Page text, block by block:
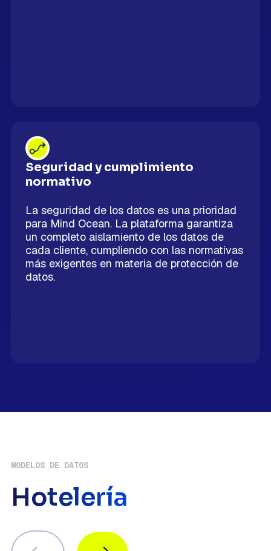
Seguridad y cumplimiento
normativo
La seguridad de los datos es una prioridad
para Mind Ocean. La plataforma garantiza
un completo aislamiento de los datos de
cada cliente, cumpliendo con las normativas
más exigentes en materia de protección de
datos.
MODELOS DE DATOS
Hotelería